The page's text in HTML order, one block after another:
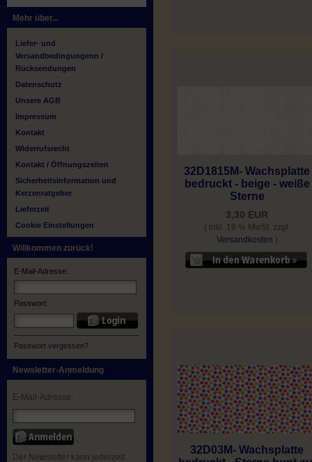
Mehr über...
Liefer- und
Versandbedingungenn /
Rücksendungen
Datenschutz
Unsere AGB
Impressum
Kontakt
Widerrufsrecht
Kontakt / Öffnungszeiten
Sicherheitsinformation und
Kerzenratgeber
Lieferzeit
Cookie Einstellungen
Willkommen zurück!
E-Mail-Adresse:
Passwort:
Passwort vergessen?
Newsletter-Anmeldung
E-Mail-Adresse:
Der Newsletter kann jederzeit
32D1815M- Wachsplatte
bedruckt - beige - weiße
Sterne
3,30 EUR
( inkl. 19 % MwSt. zzgl.
Versandkosten )
32D03M- Wachsplatte